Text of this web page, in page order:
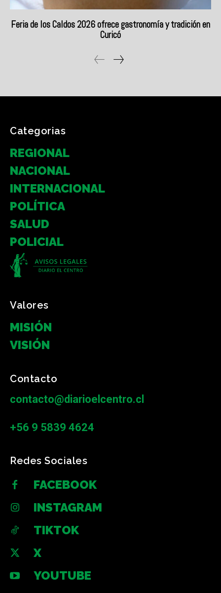
Categorias
REGIONAL
NACIONAL
INTERNACIONAL
POLÍTICA
SALUD
POLICIAL
Valores
MISIÓN
VISIÓN
Contacto
contacto@diarioelcentro.cl
+56 9 5839 4624
Redes Sociales
FACEBOOK
INSTAGRAM
TIKTOK
X
YOUTUBE